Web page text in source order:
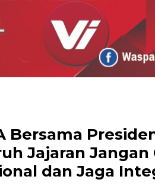
Bersama
Jajaran Jangan
dan Jaga